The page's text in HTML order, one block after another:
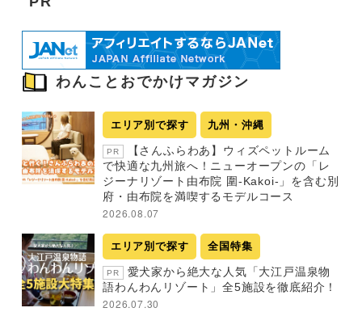
わんことおでかけマガジン
エリア別で探す 九州・沖縄
PR
【さんふらわあ】ウィズペットルーム
で快適な九州旅へ！ニューオープンの「レ
ジーナリゾート由布院 圍-Kakoi-」を含む別
府・由布院を満喫するモデルコース
2026.08.07
エリア別で探す 全国特集
PR
愛犬家から絶大な人気「大江戸温泉物
語わんわんリゾート」全5施設を徹底紹介！
2026.07.30